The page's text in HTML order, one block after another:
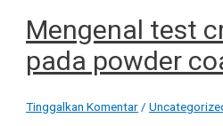
Mengenal test
pada powder
Tinggalkan Komentar /